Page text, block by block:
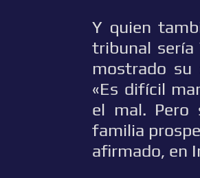
Y quien
tribunal sería
mostrado
«Es difícil
el mal. Pero
familia
afirmado, en